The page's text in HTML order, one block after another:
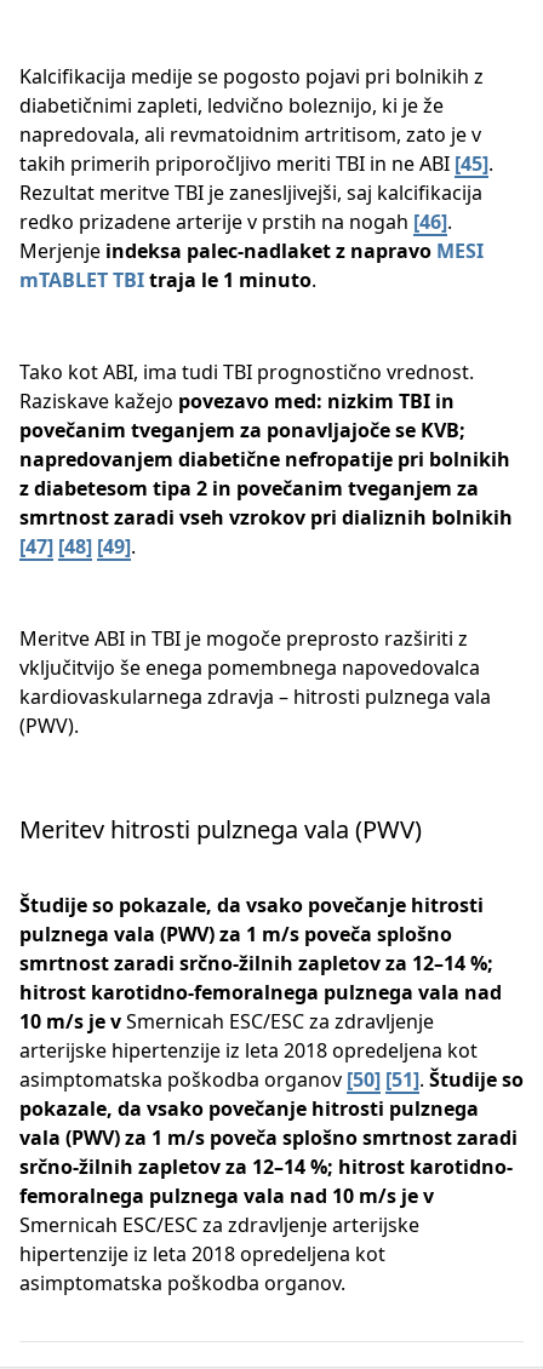
Kalcifikacija medije se pogosto pojavi pri bolnikih z
diabetičnimi zapleti, ledvično boleznijo, ki je že
napredovala, ali revmatoidnim artritisom, zato je v
takih primerih priporočljivo meriti TBI in ne ABI ​ [45]​.
Rezultat meritve TBI je zanesljivejši, saj kalcifikacija
redko prizadene arterije v prstih na nogah ​ [46]​.
Merjenje indeksa palec-nadlaket z napravo MESI
mTABLET TBItraja le 1 minuto.
Tako kot ABI, ima tudi TBI prognostično vrednost.
Raziskave kažejo povezavo med: nizkim TBI in
povečanim tveganjem za ponavljajoče se KVB;
napredovanjem diabetične nefropatije pri bolnikih
z diabetesom tipa 2 in povečanim tveganjem za
smrtnost zaradi vseh vzrokov pri dializnih bolnikih
[47] [48] [49]​​.
Meritve ABI in TBI je mogoče preprosto razširiti z
vključitvijo še enega pomembnega napovedovalca
kardiovaskularnega zdravja – hitrosti pulznega vala
(PWV).
Meritev hitrosti pulznega vala (PWV)
Študije so pokazale, da vsako povečanje hitrosti
pulznega vala (PWV) za 1 m/s poveča splošno
smrtnost zaradi srčno-žilnih zapletov za 12–14 %;
hitrost karotidno-femoralnega pulznega vala nad
10 m/s je vSmernicah ESC/ESC za zdravljenje
arterijske hipertenzije iz leta 2018 opredeljena kot
asimptomatska poškodba organov ​ [50] [51]​​​. Študije so
pokazale, da vsako povečanje hitrosti pulznega
vala (PWV) za 1 m/s poveča splošno smrtnost zaradi
srčno-žilnih zapletov za 12–14 %; hitrost karotidno-
femoralnega pulznega vala nad 10 m/s je v
Smernicah ESC/ESC za zdravljenje arterijske
hipertenzije iz leta 2018 opredeljena kot
asimptomatska poškodba organov.